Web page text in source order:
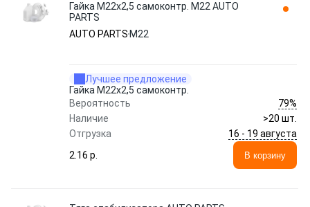
Гайка М22х2,5 самоконтр. M22 AUTO
PARTS
AUTO PARTS M22
Лучшее предложение
Гайка М22х2,5 самоконтр.
Вероятность
79%
Наличие
>20 шт.
Отгрузка
16 - 19 августа
2.16 p.
В корзину